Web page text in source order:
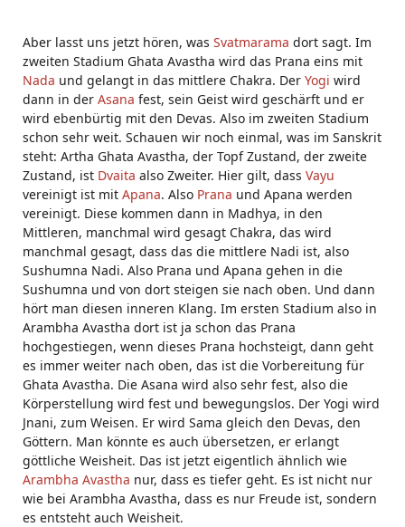
Aber lasst uns jetzt hören, was Svatmarama dort sagt. Im
zweiten Stadium Ghata Avastha wird das Prana eins mit
Nada und gelangt in das mittlere Chakra. Der Yogi wird
dann in der Asana fest, sein Geist wird geschärft und er
wird ebenbürtig mit den Devas. Also im zweiten Stadium
schon sehr weit. Schauen wir noch einmal, was im Sanskrit
steht: Artha Ghata Avastha, der Topf Zustand, der zweite
Zustand, ist Dvaita also Zweiter. Hier gilt, dass Vayu
vereinigt ist mit Apana. Also Prana und Apana werden
vereinigt. Diese kommen dann in Madhya, in den
Mittleren, manchmal wird gesagt Chakra, das wird
manchmal gesagt, dass das die mittlere Nadi ist, also
Sushumna Nadi. Also Prana und Apana gehen in die
Sushumna und von dort steigen sie nach oben. Und dann
hört man diesen inneren Klang. Im ersten Stadium also in
Arambha Avastha dort ist ja schon das Prana
hochgestiegen, wenn dieses Prana hochsteigt, dann geht
es immer weiter nach oben, das ist die Vorbereitung für
Ghata Avastha. Die Asana wird also sehr fest, also die
Körperstellung wird fest und bewegungslos. Der Yogi wird
Jnani, zum Weisen. Er wird Sama gleich den Devas, den
Göttern. Man könnte es auch übersetzen, er erlangt
göttliche Weisheit. Das ist jetzt eigentlich ähnlich wie
Arambha Avastha nur, dass es tiefer geht. Es ist nicht nur
wie bei Arambha Avastha, dass es nur Freude ist, sondern
es entsteht auch Weisheit.